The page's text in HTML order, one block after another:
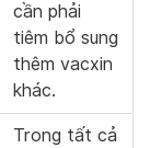
cần phải
tiêm bổ sung
thêm vacxin
khác.
Trong tất cả